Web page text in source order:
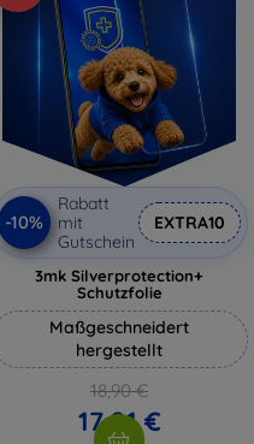
-10%
Rabatt
mit
Gutschein
EXTRA10
3mk Silverprotection+
Schutzfolie
Maßgeschneidert
hergestellt
18,90 €
17,01 €